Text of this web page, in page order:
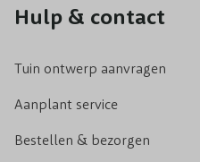
hebben weinig
liefhebbers van extra
Sinaasappel: Deze
Citroen: De wintergroene
geurende bloesem en
Hulp & contact
Tuin ontwerp aanvragen
Aanplant service
Bestellen & bezorgen